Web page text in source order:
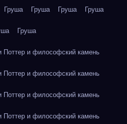
Груша Груша Груша Груша
Груша
и философский камень
и философский камень
и философский камень
и философский камень